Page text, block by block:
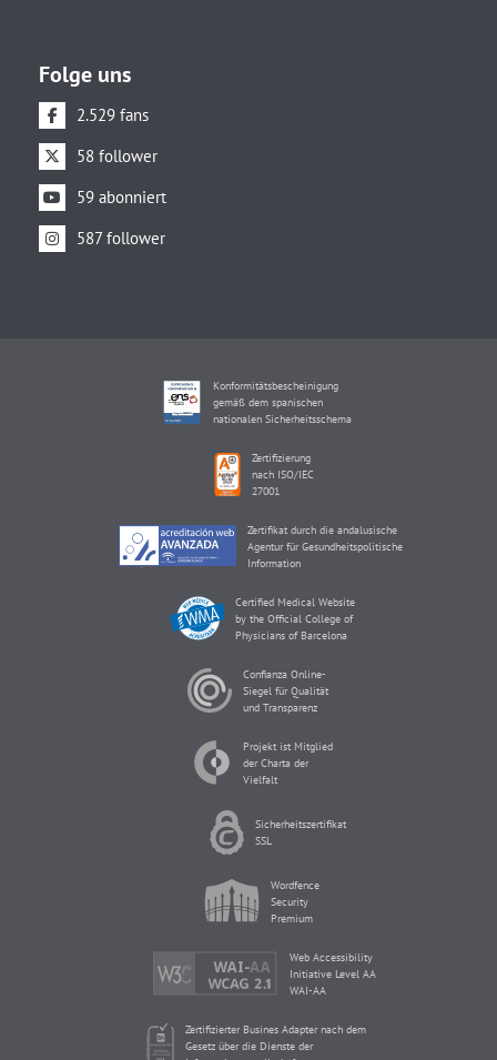
Folge uns
2.529 fans
58 follower
59 abonniert
587 follower
Konformitätsbescheinigung
gemäß dem spanischen
nationalen Sicherheitsschema
Zertifizierung
nach ISO/IEC
27001
Zertifikat durch die andalusische
Agentur für Gesundheitspolitische
Information
Certified Medical Website
by the Official College of
Physicians of Barcelona
Confianza Online-
Siegel für Qualität
und Transparenz
Projekt ist Mitglied
der Charta der
Vielfalt
Sicherheitszertifikat
SSL
Wordfence
Security
Premium
Web Accessibility
Initiative Level AA
WAI-AA
Zertifizierter Busines Adapter nach dem
Gesetz über die Dienste der